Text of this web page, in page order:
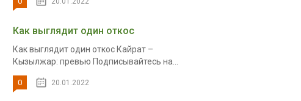
Как выглядит один откос
Как выглядит один откос Кайрат –
Кызылжар: превью Подписывайтесь на...
0 20.01.2022